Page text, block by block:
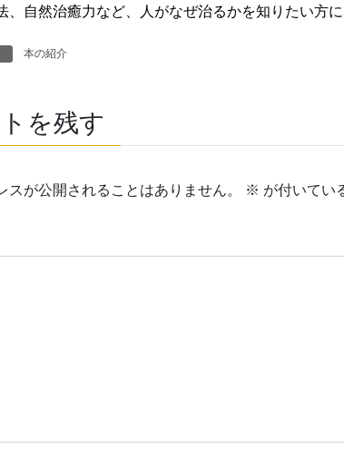
、自然治癒力など、人がなぜ治るかを知りたい方に
本の紹介
を残す
スが公開されることはありません。 ※ が付いてい